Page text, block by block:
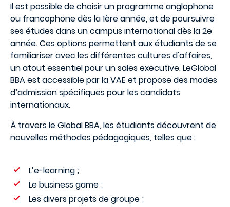
Il est possible de choisir un programme anglophone
ou francophone dès la 1ère année, et de poursuivre
ses études dans un campus international dès la 2e
année. Ces options permettent aux étudiants de se
familiariser avec les différentes cultures d'affaires,
un atout essentiel pour un sales executive. LeGlobal
BBA est accessible par la VAE et propose des modes
d’admission spécifiques pour les candidats
internationaux.
À travers le Global BBA, les étudiants découvrent de
nouvelles méthodes pédagogiques, telles que :
L’e-learning ;
Le business game ;
Les divers projets de groupe ;